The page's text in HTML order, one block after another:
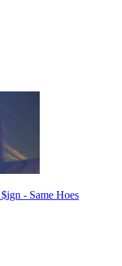
- Same Hoes